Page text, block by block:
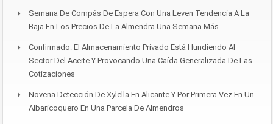
Semana De Compás De Espera Con Una Leven Tendencia A La
Baja En Los Precios De La Almendra Una Semana Más
Confirmado: El Almacenamiento Privado Está Hundiendo Al
Sector Del Aceite Y Provocando Una Caída Generalizada De Las
Cotizaciones
Novena Detección De Xylella En Alicante Y Por Primera Vez En Un
Albaricoquero En Una Parcela De Almendros